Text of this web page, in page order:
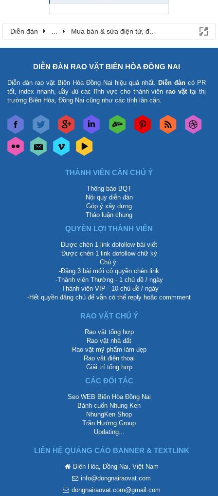
Diễn đàn Mua bán & sửa điện tử, điện lạnh
DIỄN ĐÀN RAO VẶT BIÊN HÒA ĐỒNG NAI
Diễn đàn rao vặt Biên Hòa Đồng Nai hiệu quả nhất. Diễn đàn có PR
tốt, index nhanh, đầy đủ các lĩnh vực cho thành viên rao vặt tại thị
trường Biên Hòa, Đồng Nai cũng như các tỉnh lân cận.
THÀNH VIÊN CẦN CHÚ Ý
Thông báo BQT
Nội quy diễn đàn
Góp ý xây dựng
Thảo luận chung
QUYỀN LỢI THÀNH VIÊN
Được chèn 1 link dofollow bài viết
Được chèn 1 link dofollow chữ ký
Chú ý:
-Đăng 3 bài mới có quyền chèn link
-Thành viên Thường - 1 chủ đề / ngày
-Thành viên VIP - 10 chủ đề / ngày
-Hết quyền đăng chủ để vẫn có thể reply hoặc commment
RAO VẶT CHÚ Ý
Rao vặt tổng hợp
Rao vặt nhà đất
Rao vặt mỹ phẩm làm đẹp
Rao vặt điện thoại
Giải trí tổng hợp
CÁC ĐỐI TÁC
Seo WEB Biên Hòa Đồng Nai
Bánh cuốn Nhung Ken
NhungKen Shop
Trần Hướng Group
Updating...
LIÊN HỆ QUẢNG CÁO BANNER & TEXTLINK
Biên Hòa, Đồng Nai, Việt Nam
info@dongnairaovat.com
dongnairaovat.com@gmail.com